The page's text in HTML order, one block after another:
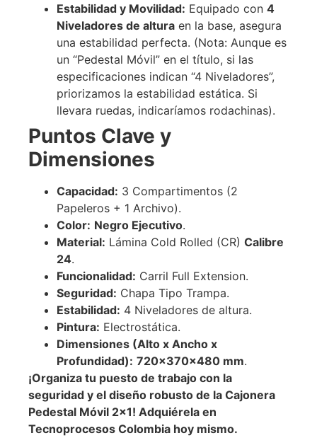
Estabilidad y Movilidad: Equipado con 4
Niveladores de altura en la base, asegura
una estabilidad perfecta. (Nota: Aunque es
un “Pedestal Móvil” en el título, si las
especificaciones indican “4 Niveladores”,
priorizamos la estabilidad estática. Si
llevara ruedas, indicaríamos rodachinas).
Puntos Clave y
Dimensiones
Capacidad: 3 Compartimentos (2
Papeleros + 1 Archivo).
Color: Negro Ejecutivo.
Material: Lámina Cold Rolled (CR) Calibre
24.
Funcionalidad: Carril Full Extension.
Seguridad: Chapa Tipo Trampa.
Estabilidad: 4 Niveladores de altura.
Pintura: Electrostática.
Dimensiones (Alto x Ancho x
Profundidad): 720×370×480 mm.
¡Organiza tu puesto de trabajo con la
seguridad y el diseño robusto de la Cajonera
Pedestal Móvil 2×1! Adquiérela en
Tecnoprocesos Colombia hoy mismo.